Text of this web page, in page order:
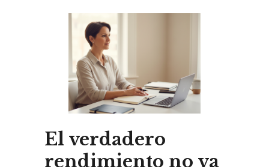
El verdadero
rendimiento no va